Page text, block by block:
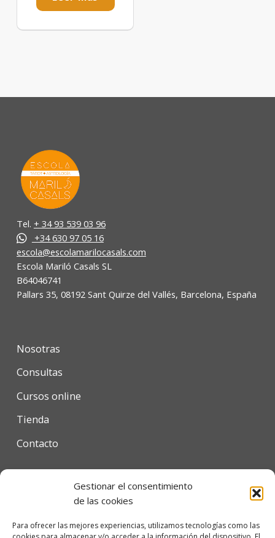
Gestionar el consentimiento
de las cookies
Para ofrecer las mejores experiencias, utilizamos tecnologías como las
Tel. + 34 93 539 03 96
+34 630 97 05 16
escola@escolamarilocasals.com
Escola Mariló Casals SL
B64046741
Pallars 35, 08192 Sant Quirze del Vallés, Barcelona, España
Nosotras
Consultas
Cursos online
Tienda
Contacto
Condiciones de uso
Política de privacidad